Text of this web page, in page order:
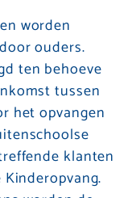
worden
ouders.
ten behoeve
tussen
het opvangen
klanten